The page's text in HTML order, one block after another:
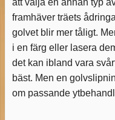
att välja en annan typ
framhäver träets
golvet blir mer tåligt.
i en färg eller lasera
det kan ibland vara
bäst. Men en
om passande